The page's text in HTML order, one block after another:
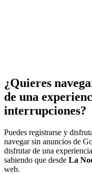
¿Quieres
de una
interrupciones?
Puedes registrarse y
navegar sin anuncios de
disfrutar de una
sabiendo que desde La
web.